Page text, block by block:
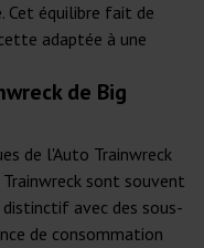
Cet équilibre fait de
adaptée à une
de Big
de l'Auto Trainwreck
sont souvent
avec des sous-
de consommation